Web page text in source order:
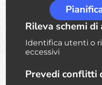
Rileva schemi
Identifica utenti o
eccessivi
Prevedi conflitti